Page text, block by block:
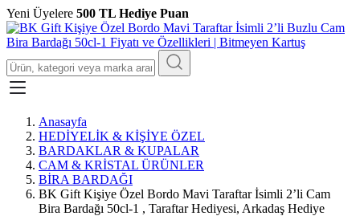
Yeni Üyelere 500 TL Hediye Puan
Anasayfa
HEDİYELİK & KİŞİYE ÖZEL
BARDAKLAR & KUPALAR
CAM & KRİSTAL ÜRÜNLER
BİRA BARDAĞI
BK Gift Kişiye Özel Bordo Mavi Taraftar İsimli 2’li Cam
Bira Bardağı 50cl-1 , Taraftar Hediyesi, Arkadaş Hediye